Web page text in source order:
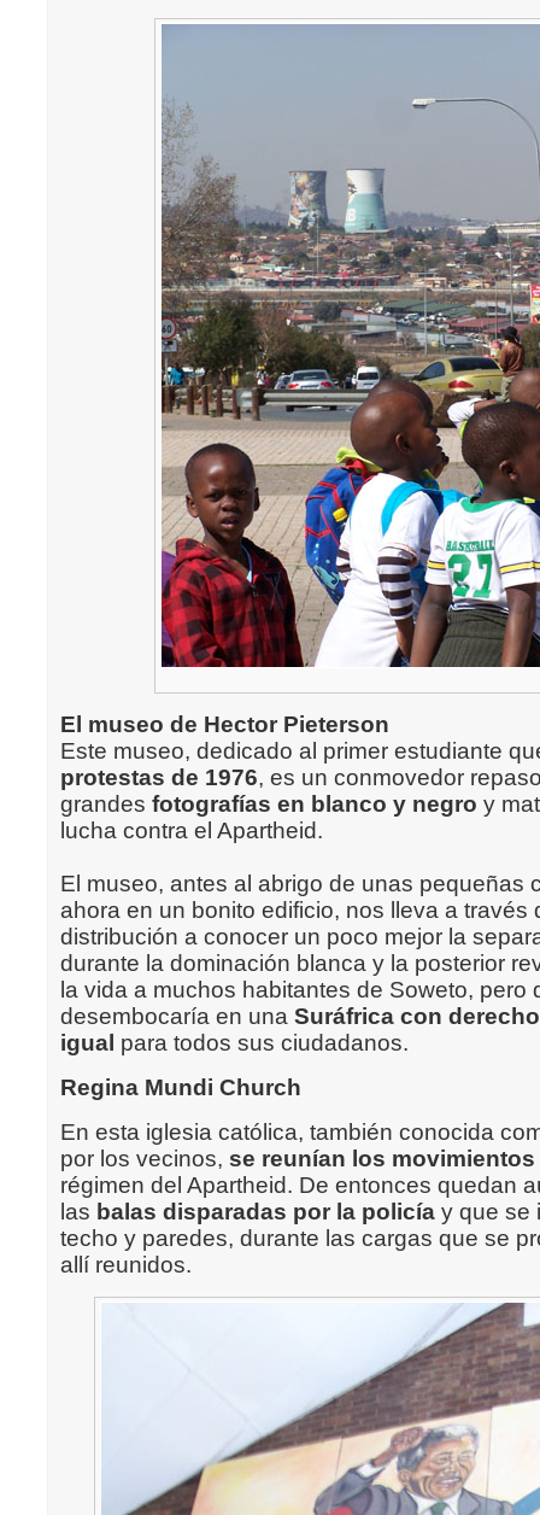
El museo de Hector Pieterson
Este museo, dedicado al primer estudiante
protestas de 1976, es un conmovedor
grandes fotografías en blanco y negro y
lucha contra el Apartheid.
El museo, antes al abrigo de unas pequeñas
ahora en un bonito edificio, nos lleva a través
distribución a conocer un poco mejor la
durante la dominación blanca y la posterior
la vida a muchos habitantes de Soweto, pero
desembocaría en una Suráfrica con
igual para todos sus ciudadanos.
Regina Mundi Church
En esta iglesia católica, también conocida
por los vecinos, se reunían los
régimen del Apartheid. De entonces quedan
las balas disparadas por la policía y que se
techo y paredes, durante las cargas que se
allí reunidos.